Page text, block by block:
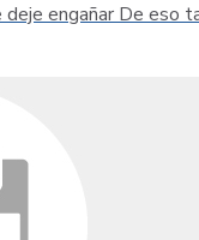
engañar De eso